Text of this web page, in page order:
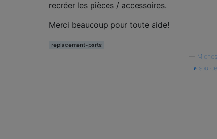
recréer les pièces / accessoires.
Merci beaucoup pour toute aide!
replacement-parts
Mjones
source